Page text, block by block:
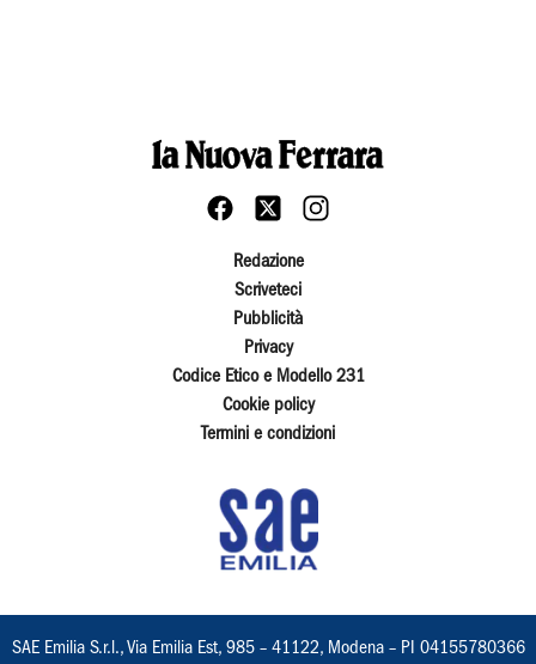
Redazione
Scriveteci
Pubblicità
Privacy
Codice Etico e Modello 231
Cookie policy
Termini e condizioni
SAE Emilia S.r.l., Via Emilia Est, 985 – 41122, Modena – PI 04155780366